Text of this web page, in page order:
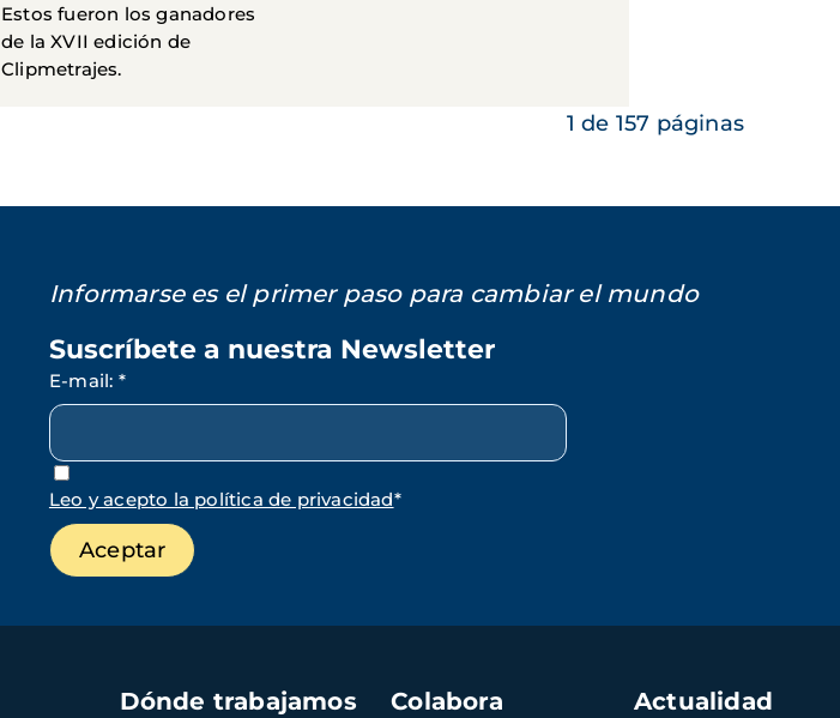
Estos fueron los ganadores
de la XVII edición de
Clipmetrajes.
1 de 157 páginas
Informarse es el primer paso para cambiar el mundo
Suscríbete a nuestra Newsletter
E-mail: *
Leo y acepto la política de privacidad*
Dónde trabajamos Colabora Actualidad